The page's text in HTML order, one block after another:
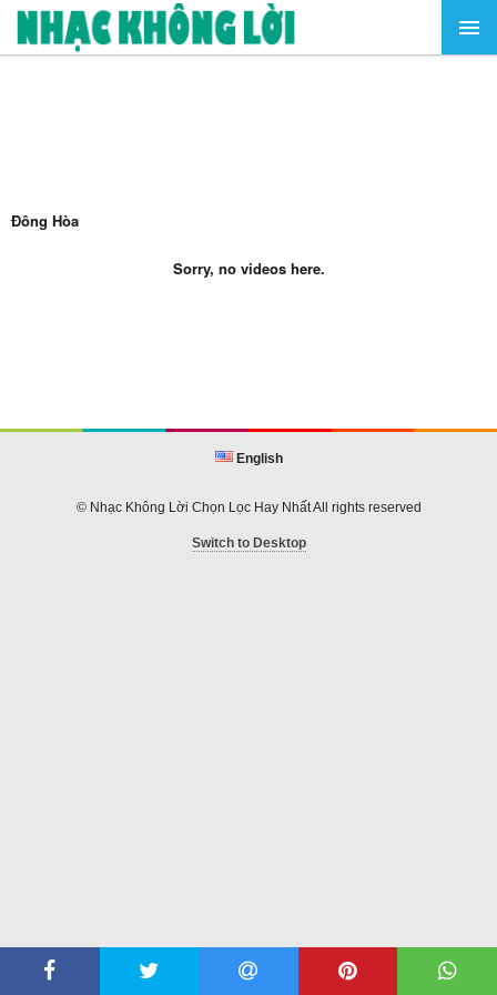
Đông Hòa
Sorry, no videos here.
English
© Nhạc Không Lời Chọn Lọc Hay Nhất All rights reserved
Switch to Desktop